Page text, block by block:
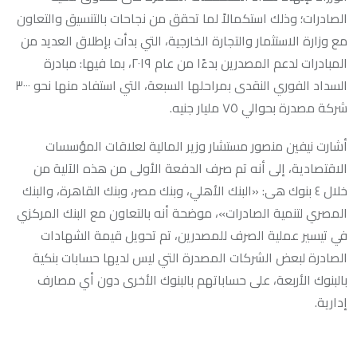
الصادرات؛ وذلك استكمالاً لما تحقق من نجاحات بالتنسيق والتعاون
مع وزارة الاستثمار والتجارة الخارجية، التي بدأت بإطلاق العديد من
المبادرات لدعم المصدرين بدءًا من عام ٢٠١٩، بما فيها: مبادرة
السداد الفوري النقدى بمراحلها السبعة، التي استفاد منها نحو ٣٠٠٠
شركة مصدرة بحوالي ٧٥ مليار جنيه.
أشارت نيفين منصور مستشار وزير المالية لعلاقات المؤسسات
الاقتصادية، إلى أنه تم صرف الدفعة الأولى من هذه الآلية من
خلال ٤ بنوك هى: «البنك الأهلي، وبنك مصر، وبنك القاهرة، والبنك
المصري لتنمية الصادرات»، موضحة أنه بالتعاون مع البنك المركزي
في تيسير عملية الصرف للمصدرين، تم تحويل قيمة الشهادات
الصادرة لبعض الشركات المصدرة التي ليس لديها حسابات بنكية
بالبنوك الأربعة، على حساباتهم بالبنوك الأخرى دون أي مصارف
إدارية.